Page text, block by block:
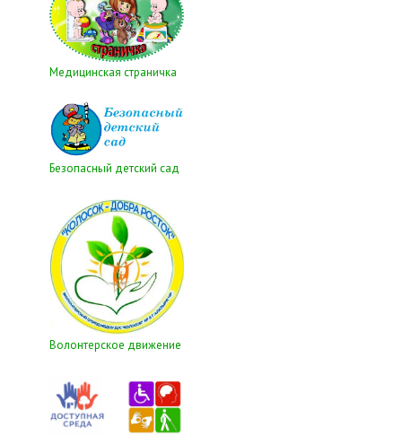
Медицинская страничка
Безопасный детский сад
Волонтерское движение